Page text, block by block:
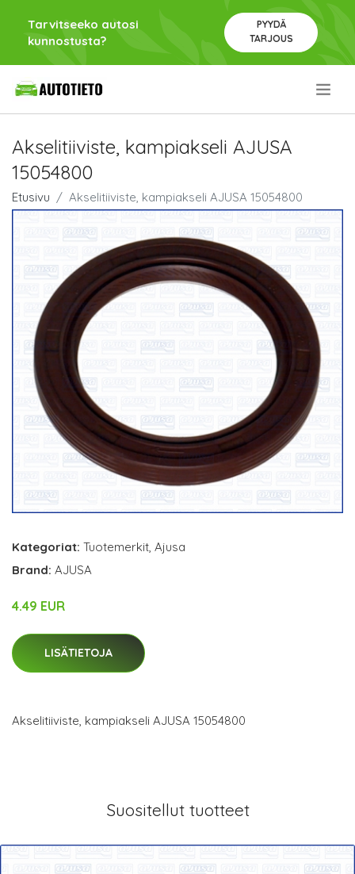
Tarvitseeko autosi
kunnostusta?
PYYDÄ
TARJOUS
Akselitiiviste, kampiakseli AJUSA
15054800
Etusivu Akselitiiviste, kampiakseli AJUSA 15054800
Kategoriat: Tuotemerkit, Ajusa
Brand: AJUSA
4.49 EUR
LISÄTIETOJA
Akselitiiviste, kampiakseli AJUSA 15054800
Suositellut tuotteet